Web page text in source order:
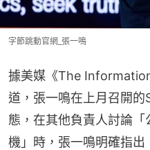
字節跳動官網_張一鳴
據美媒《The
道，張一鳴在上月召開
態，在其他負責人討論
機」時，張一鳴明確指